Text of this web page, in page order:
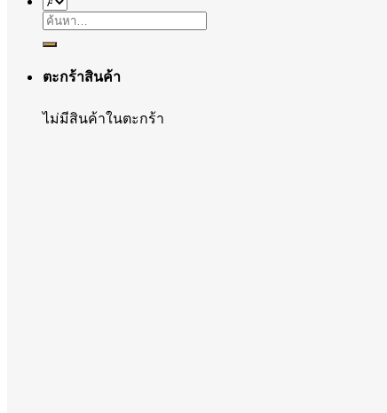
ค้นหา:
ตะกร้าสินค้า
ไม่มีสินค้าในตะกร้า